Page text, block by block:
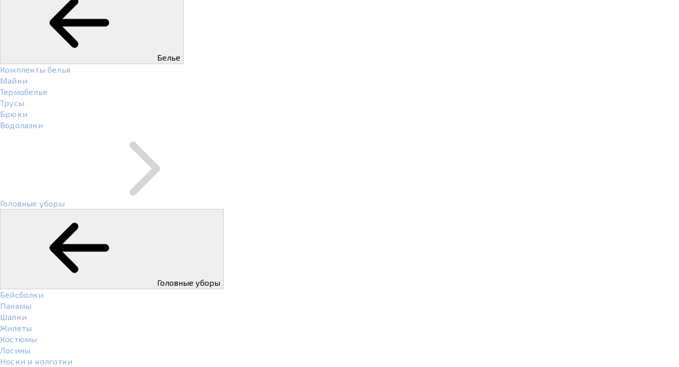
Белье
Комплекты белья
Майки
Термобелье
Трусы
Брюки
Водолазки
Головные уборы
Головные уборы
Бейсболки
Панамы
Шапки
Жилеты
Костюмы
Лосины
Носки и колготки